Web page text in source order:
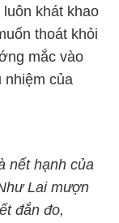
khát khao
thoát khỏi
mắc vào
nhiệm của
nết hạnh của
Lai mượn
đắn đo,